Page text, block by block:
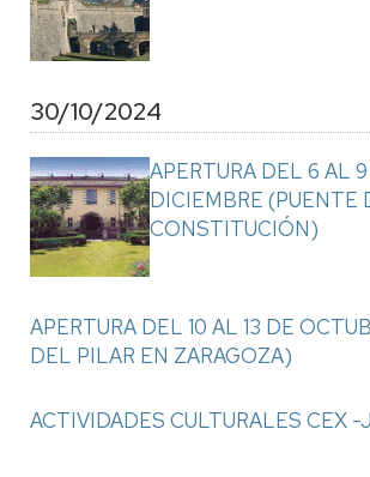
30/10/2024
APERTURA DEL 6 AL
DICIEMBRE (PUENTE
CONSTITUCIÓN)
APERTURA DEL 10 AL 13 DE
DEL PILAR EN ZARAGOZA)
ACTIVIDADES CULTURALES CEX